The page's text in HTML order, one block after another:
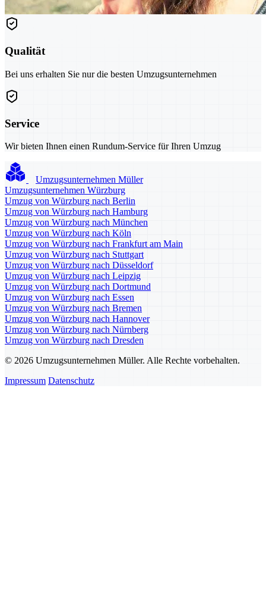
Qualität
Bei uns erhalten Sie nur die besten Umzugsunternehmen
Service
Wir bieten Ihnen einen Rundum-Service für Ihren Umzug
Umzugsunternehmen Müller
Umzugsunternehmen Würzburg
Umzug von Würzburg nach Berlin
Umzug von Würzburg nach Hamburg
Umzug von Würzburg nach München
Umzug von Würzburg nach Köln
Umzug von Würzburg nach Frankfurt am Main
Umzug von Würzburg nach Stuttgart
Umzug von Würzburg nach Düsseldorf
Umzug von Würzburg nach Leipzig
Umzug von Würzburg nach Dortmund
Umzug von Würzburg nach Essen
Umzug von Würzburg nach Bremen
Umzug von Würzburg nach Hannover
Umzug von Würzburg nach Nürnberg
Umzug von Würzburg nach Dresden
© 2026 Umzugsunternehmen Müller. Alle Rechte vorbehalten.
Impressum Datenschutz